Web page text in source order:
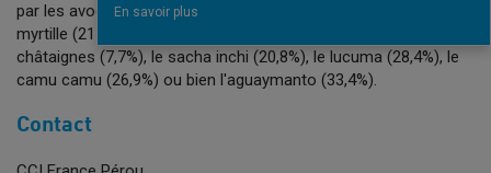
par les avocats (19%), le cacao (21,5%), le quinoa (39,1%), la
myrtille (217,2%), le maca (17,3%), la grenade (28,1%), les
châtaignes (7,7%), le sacha inchi (20,8%), le lucuma (28,4%), le
camu camu (26,9%) ou bien l'aguaymanto (33,4%).
Contact
En savoir plus